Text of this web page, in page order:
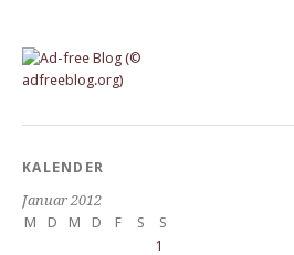
KALENDER
Januar 2012
M
D M D F S
S
1